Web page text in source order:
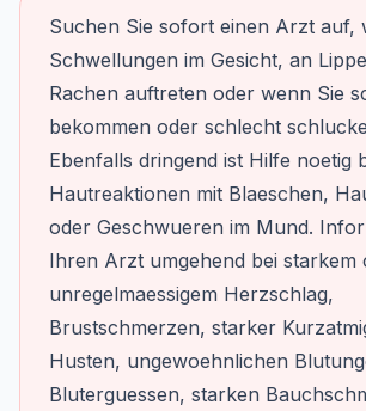
Suchen Sie sofort einen Arzt auf,
Schwellungen im Gesicht, an
Rachen auftreten oder wenn Sie
bekommen oder schlecht
Ebenfalls dringend ist Hilfe noetig
Hautreaktionen mit Blaeschen,
oder Geschwueren im Mund.
Ihren Arzt umgehend bei starkem
unregelmaessigem Herzschlag,
Brustschmerzen, starker
Husten, ungewoehnlichen
Bluterguessen, starken